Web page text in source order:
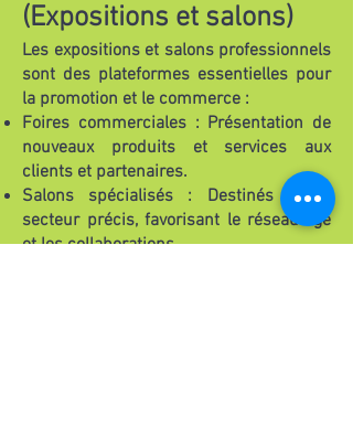
(Expositions et salons)
Les expositions et salons professionnels
sont des plateformes essentielles pour
la promotion et le commerce :
Foires commerciales : Présentation de
nouveaux produits et services aux
clients et partenaires.
Salons spécialisés : Destinés à un
secteur précis, favorisant le réseautage
et les collaborations.